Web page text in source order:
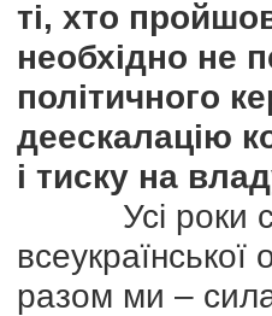
ті, хто
необхідно не
політичного
деескалацію
і тиску на
Усі роки
всеукраїнської
разом ми –